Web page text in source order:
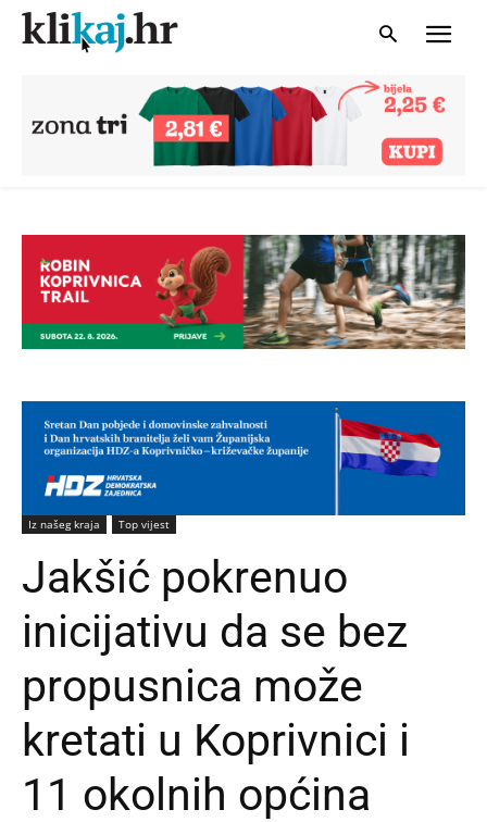
Iz našeg kraja Top vijest
Jakšić pokrenuo
inicijativu da se bez
propusnica može
kretati u Koprivnici i
11 okolnih općina